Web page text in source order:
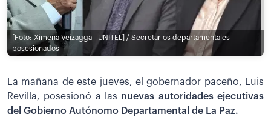
[Foto: Ximena Veizagga - UNITEL] / Secretarios departamentales
posesionados
La mañana de este jueves, el gobernador paceño, Luis
Revilla, posesionó a las nuevas autoridades ejecutivas
del Gobierno Autónomo Departamental de La Paz.